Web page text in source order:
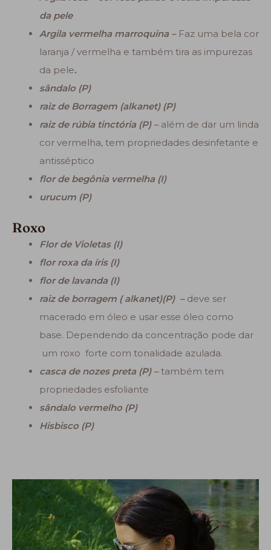
da pele
Argila vermelha marroquina – Faz uma bela cor
laranja / vermelha e também tira as impurezas
da pele.
sândalo (P)
raiz de Borragem (alkanet) (P)
raiz de rúbia tinctória (P) – além de dar um linda
cor vermelha, tem propriedades desinfetante e
antisséptico
flor de begônia vermelha (I)
urucum (P)
Roxo
Flor de Violetas (I)
flor roxa da íris (I)
flor de lavanda (I)
raiz de borragem ( alkanet)(P) –deve ser
macerado em óleo e usar esse óleo como
base. Dependendo da concentração pode dar
um roxo forte com tonalidade azulada.
casca de nozes preta (P) –também tem
propriedades esfoliante
sândalo vermelho (P)
Hisbisco (P)